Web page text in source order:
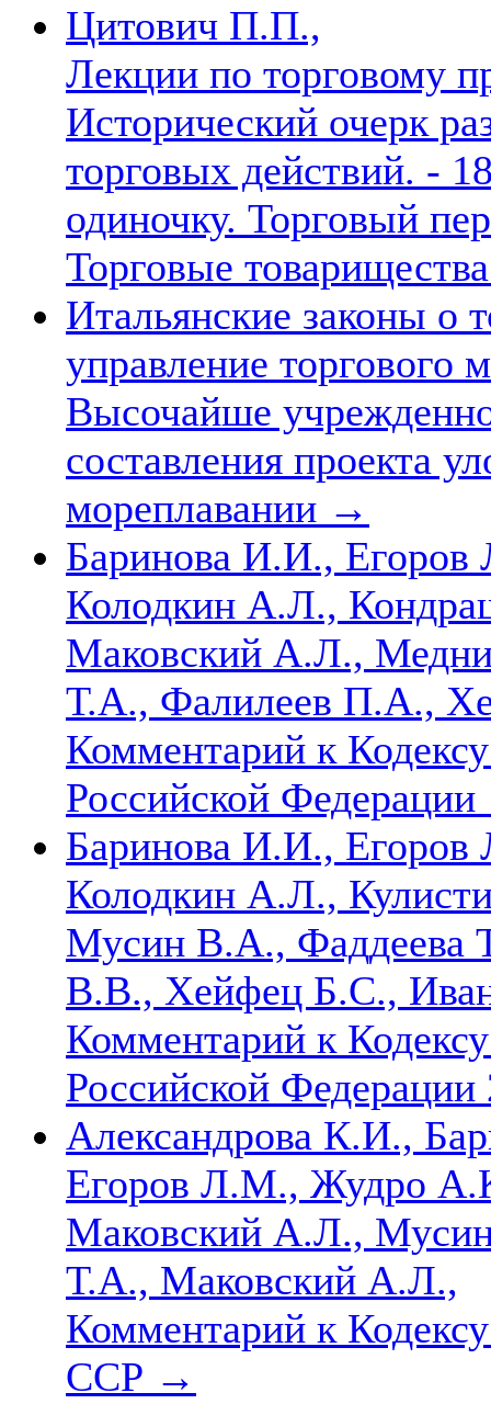
Цитович П.П.,
Лекции по торговому
Исторический очерк
торговых действий. -
одиночку. Торговый
Торговые
Итальянские законы о
управление торгового
Высочайше
составления проекта
мореплавании →
Баринова И.И.,
Колодкин А.Л.,
Маковский А.Л.,
Т.А., Фалилеев П.А.,
Комментарий к
Российской Федерации
Баринова И.И.,
Колодкин А.Л.,
Мусин В.А., Фаддеева
В.В., Хейфец Б.С.,
Комментарий к
Российской
Александрова К.И.,
Егоров Л.М., Жудро
Маковский А.Л.,
Т.А., Маковский А.Л.,
Комментарий к
ССР →